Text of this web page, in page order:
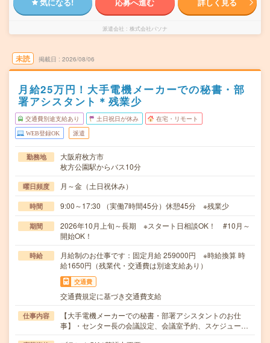
派遣会社 株式会社パソナ
未読 掲載日 2026/08/06
月給25万円！大手電機メーカーでの秘書・部
署アシスタント＊残業少
交通費別途支給あり 土日祝日が休み 在宅・リモート
WEB登録OK 派遣
勤務地
大阪府枚方市
枚方公園駅からバス10分
曜日頻度 月～金（土日祝休み）
時間 9:00～17:30 （実働7時間45分）休憩45分 ※残業少
期間
2026年10月上旬～長期 ※スタート日相談OK！ #10月～
開始OK！
時給
月給制のお仕事です：固定月給 259000円 ※時給換算 時
給1650円（残業代・交通費は別途支給あり）
交通費
交通費規定に基づき交通費支給
仕事内容
【大手電機メーカーでの秘書・部署アシスタントのお仕
事】・センター長の会議設定、会議室予約、スケジュー…